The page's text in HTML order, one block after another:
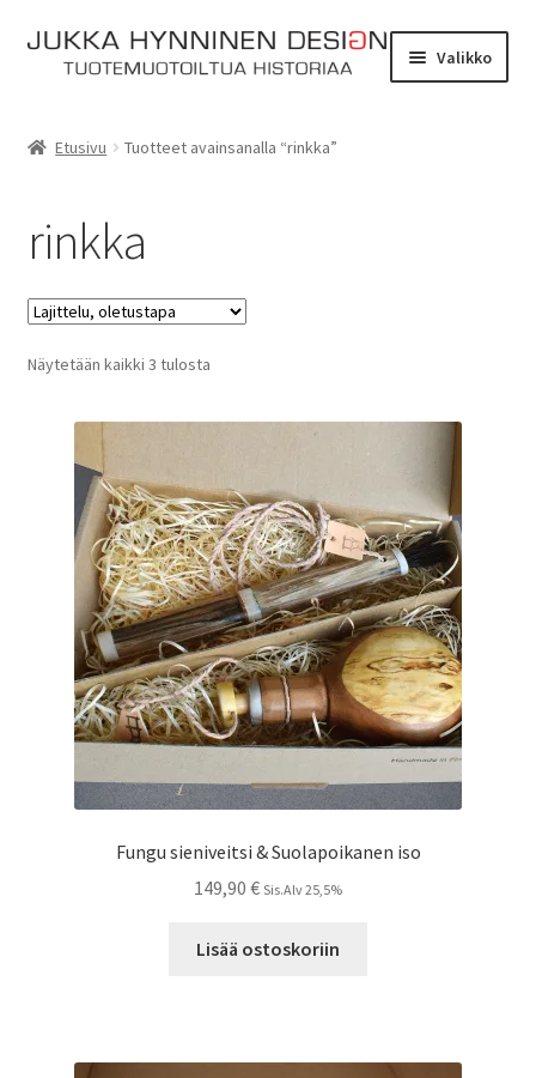
Siirry
navigointiin
Siirry
sisältöön
Valikko
Yhteydenotto
Myymälä
Verkkokauppa
Kassa
Ostoskori
Etusivu Tuotteet avainsanalla “rinkka”
rinkka
Näytetään kaikki 3 tulosta
Fungu sieniveitsi & Suolapoikanen iso
149,90 € Sis.Alv 25,5%
Lisää ostoskoriin